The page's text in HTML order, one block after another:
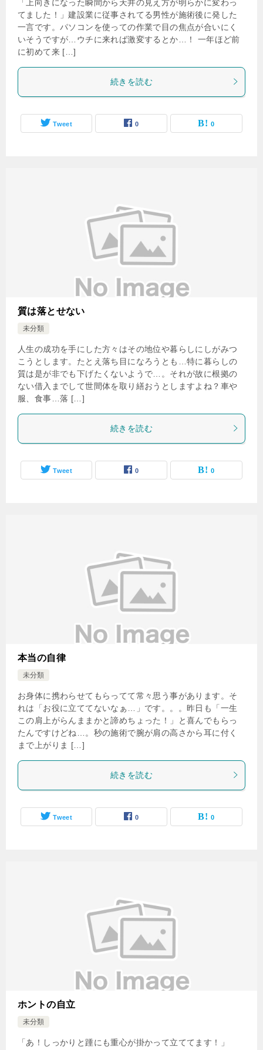
「上向きになった瞬間から天井の見え方が明らかに変わっ
てました！」建設業に従事されてる男性が施術後に発した
一言です。パソコンを使っての作業で目の焦点が合いにく
いそうですが…ウチに来れば激変するとか…！ 一年ほど前
に初めて来 […]
続きを読む
Tweet 0 0
質は落とせない
未分類
人生の成功を手にした方々はその地位や暮らしにしがみつ
こうとします。たとえ落ち目になろうとも…特に暮らしの
質は是が非でも下げたくないようで…。それが故に根拠の
ない借入までして世間体を取り繕おうとしますよね？車や
服、食事…落 […]
続きを読む
Tweet 0 0
本当の自律
未分類
お身体に携わらせてもらってて常々思う事があります。そ
れは「お役に立ててないなぁ…」です。。。昨日も「一生
この肩上がらんままかと諦めちょった！」と喜んでもらっ
たんですけどね…。秒の施術で腕が肩の高さから耳に付く
まで上がりま […]
続きを読む
Tweet 0 0
ホントの自立
未分類
「あ！しっかりと踵にも重心が掛かって立ててます！」